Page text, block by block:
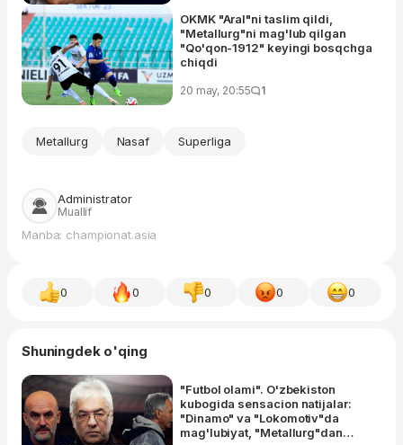
OKMK "Aral"ni taslim qildi,
"Metallurg"ni mag'lub qilgan
"Qo'qon-1912" keyingi bosqchga
chiqdi
20 may, 20:55 1
Metallurg Nasaf Superliga
Administrator
Muallif
Manba: championat.asia
0 0 0 0 0
Shuningdek o'qing
"Futbol olami". O'zbekiston
kubogida sensacion natijalar:
"Dinamo" va "Lokomotiv"da
mag'lubiyat, "Metallurg"dan